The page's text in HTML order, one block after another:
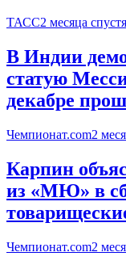
ТАСС2 месяца спустя
В Индии
статую
декабре
Чемпионат.com2
Карпин
из «МЮ» в
Чемпионат.com2